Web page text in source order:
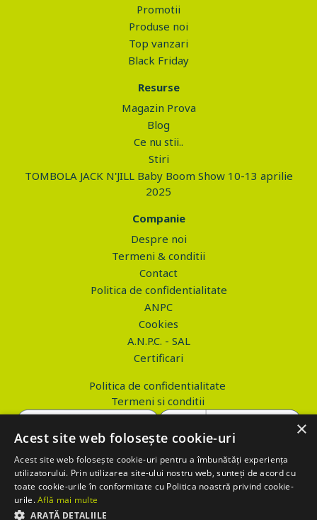
Promotii
Produse noi
Top vanzari
Black Friday
Resurse
Magazin Prova
Blog
Ce nu stii..
Stiri
TOMBOLA JACK N'JILL Baby Boom Show 10-13 aprilie
2025
Companie
Despre noi
Termeni & conditii
Contact
Politica de confidentialitate
ANPC
Cookies
A.N.P.C. - SAL
Certificari
Politica de confidentialitate
Termeni si conditii
Copyright © 2026 PROVA.ro
$('.btn_gdpr').click(function() { //alert('test'); var values='';
values+='action=accept-gdpr'; $.ajax({ method: "POST", url:
×
Acest site web folosește cookie-uri
Acest site web folosește cookie-uri pentru a îmbunătăți experiența
utilizatorului. Prin utilizarea site-ului nostru web, sunteți de acord cu
toate cookie-urile în conformitate cu Politica noastră privind cookie-
urile.Află mai multe
ARATĂ DETALIILE